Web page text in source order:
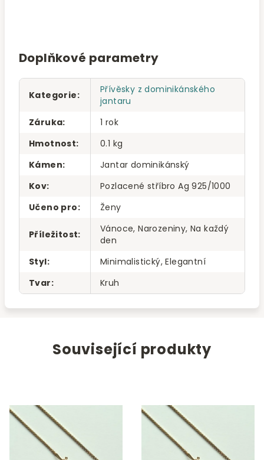
Doplňkové parametry
Kategorie:
Přívěsky z dominikánského
jantaru
Záruka:
1 rok
Hmotnost:
0.1 kg
Kámen:
Jantar dominikánský
Kov:
Pozlacené stříbro Ag 925/1000
Učeno pro: Ženy
Příležitost:
Vánoce, Narozeniny, Na každý
den
Styl:
Minimalistický, Elegantní
Tvar: Kruh
Související produkty